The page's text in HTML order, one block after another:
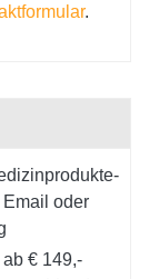
.
Email oder
€ 149,-